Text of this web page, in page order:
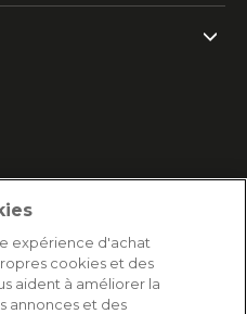
expérience d'achat
cookies et des
aident à améliorer la
annonces et des